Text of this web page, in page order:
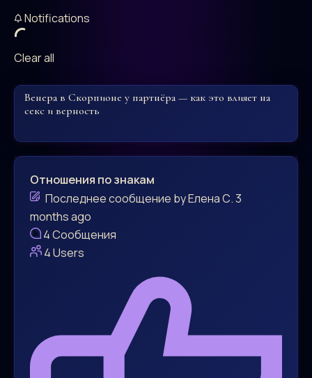
Notifications
Clear all
Венера в Скорпионе у партнёра — как это влияет на
секс и верность
Отношения по знакам
Последнее сообщение byЕлена С.3
months ago
4Сообщения
4Users